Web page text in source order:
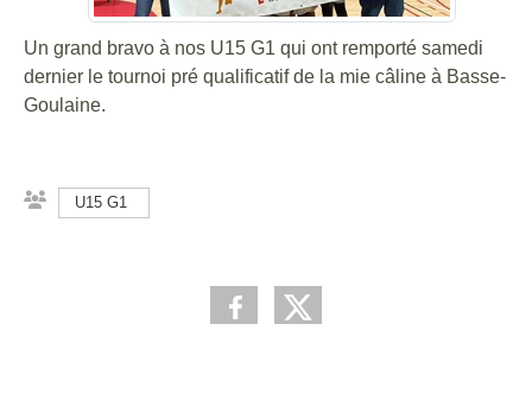
Un grand bravo à nos U15 G1 qui ont remporté samedi
dernier le tournoi pré qualificatif de la mie câline à Basse-
Goulaine.
U15 G1